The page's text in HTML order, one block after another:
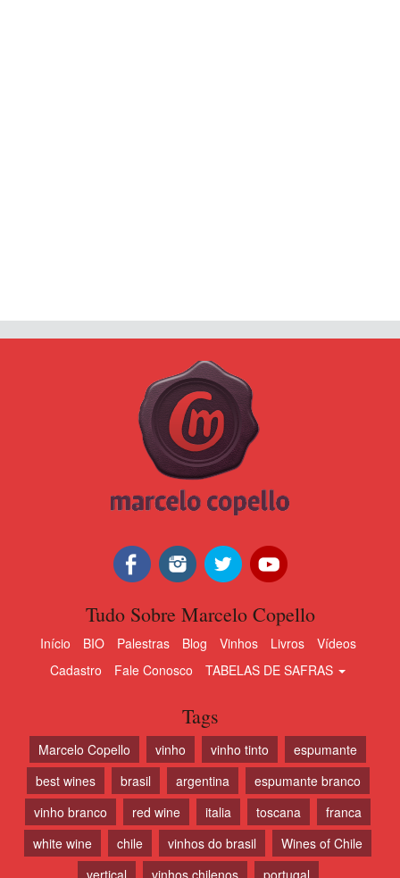
Tudo Sobre Marcelo Copello
Início BIO Palestras Blog Vinhos Livros
Vídeos
Cadastro
Fale Conosco TABELAS DE SAFRAS
Tags
Marcelo Copello vinho vinho tinto
espumante
best wines
brasil argentina
espumante branco
vinho branco
red wine italia toscana
franca
white wine
chile vinhos do brasil
Wines of Chile
vertical
vinhos chilenos portugal